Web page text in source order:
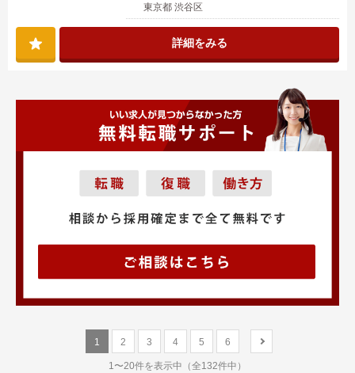
東京都 渋谷区
詳細をみる
1 2 3 4 5 6
1〜20件を表示中（全132件中）